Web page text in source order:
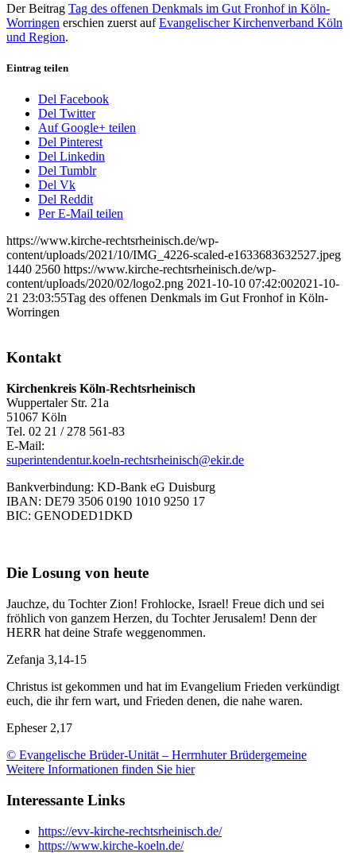
Der Beitrag Tag des offenen Denkmals im Gut Fronhof in Köln-
Worringen erschien zuerst aufEvangelischer Kirchenverband Köln
und Region.
Eintrag teilen
Del Facebook
Del Twitter
Auf Google+ teilen
Del Pinterest
Del Linkedin
Del Tumblr
Del Vk
Del Reddit
Per E-Mail teilen
https://www.kirche-rechtsrheinisch.de/wp-
content/uploads/2021/10/IMG_4226-scaled-e1633683632527.jpeg
1440 2560 https://www.kirche-rechtsrheinisch.de/wp-
content/uploads/2020/02/logo2.png 2021-10-10 07:42:002021-10-
21 23:03:55Tag des offenen Denkmals im Gut Fronhof in Köln-
Worringen
Kontakt
Kirchenkreis Köln-Rechtsrheinisch
Wuppertaler Str. 21a
51067 Köln
Tel. 02 21 / 278 561-83
E-Mail:
superintendentur.koeln-rechtsrheinisch@ekir.de
Bankverbindung: KD-Bank eG Duisburg
IBAN: DE79 3506 0190 1010 9250 17
BIC: GENODED1DKD
Die Losung von heute
Jauchze, du Tochter Zion! Frohlocke, Israel! Freue dich und sei
fröhlich von ganzem Herzen, du Tochter Jerusalem! Denn der
HERR hat deine Strafe weggenommen.
Zefanja 3,14-15
Christus ist gekommen und hat im Evangelium Frieden verkündigt
euch, die ihr fern wart, und Frieden denen, die nahe waren.
Epheser 2,17
© Evangelische Brüder-Unität – Herrnhuter Brüdergemeine
Weitere Informationen finden Sie hier
Interessante Links
https://evv-kirche-rechtsrheinisch.de/
https://www.kirche-koeln.de/